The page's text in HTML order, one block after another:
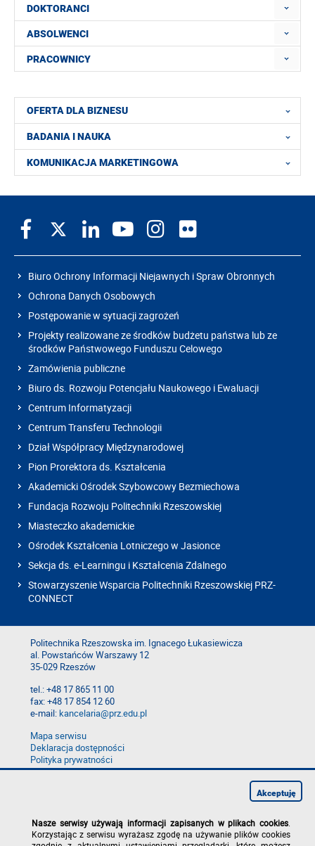
DOKTORANCI
ABSOLWENCI
PRACOWNICY
OFERTA DLA BIZNESU
BADANIA I NAUKA
KOMUNIKACJA MARKETINGOWA
Biuro Ochrony Informacji Niejawnych i Spraw Obronnych
Ochrona Danych Osobowych
Postępowanie w sytuacji zagrożeń
Projekty realizowane ze środków budżetu państwa lub ze
środków Państwowego Funduszu Celowego
Zamówienia publiczne
Biuro ds. Rozwoju Potencjału Naukowego i Ewaluacji
Centrum Informatyzacji
Centrum Transferu Technologii
Dział Współpracy Międzynarodowej
Pion Prorektora ds. Kształcenia
Akademicki Ośrodek Szybowcowy Bezmiechowa
Fundacja Rozwoju Politechniki Rzeszowskiej
Miasteczko akademickie
Ośrodek Kształcenia Lotniczego w Jasionce
Sekcja ds. e-Learningu i Kształcenia Zdalnego
Stowarzyszenie Wsparcia Politechniki Rzeszowskiej PRZ-
CONNECT
Politechnika Rzeszowska im. Ignacego Łukasiewicza
al. Powstańców Warszawy 12
35-029 Rzeszów
tel.: +48 17 865 11 00
fax: +48 17 854 12 60
e-mail:kancelaria@prz.edu.pl
Mapa serwisu
Deklaracja dostępności
Polityka prywatności
Zgłoś błąd na stronie
Nasze serwisy używają informacji zapisanych w plikach cookies
Korzystając z serwisu wyrażasz zgodę na używanie plików cookies
Akceptuję